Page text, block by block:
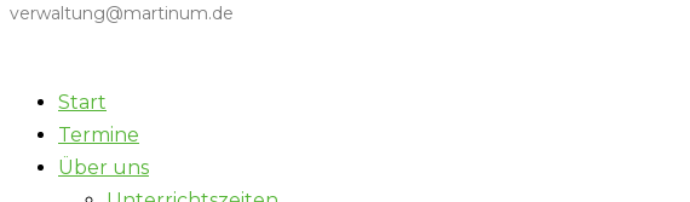
verwaltung@martinum.de
Start
Termine
Über uns